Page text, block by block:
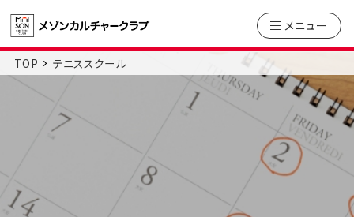
メニュー
TOP テニススクール